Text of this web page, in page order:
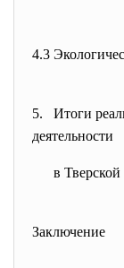
4.3
5. Итоги
деятельности
в